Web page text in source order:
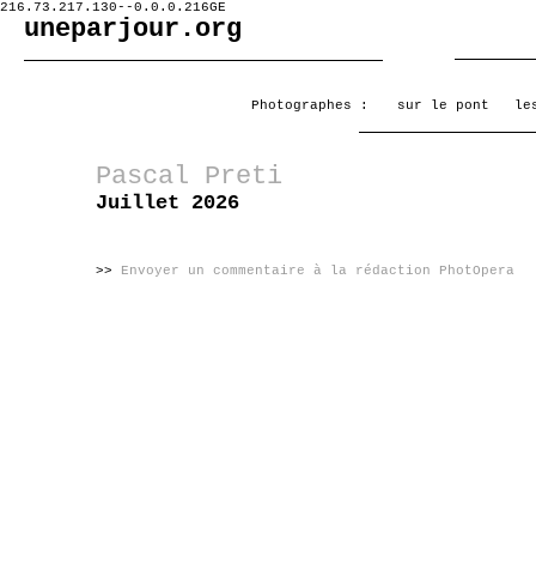
216.73.217.130--0.0.0.216GE
uneparjour.org
Photographes : sur le pont
Pascal Preti
Juillet 2026
>> Envoyer un commentaire à la rédaction PhotOpera